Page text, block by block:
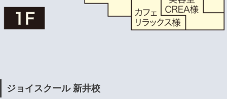
ジョイスクール 新井校